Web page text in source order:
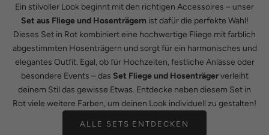
Ein stilvoller Look beginnt mit den richtigen Accessoires – unser
Set aus Fliege und Hosenträgernist dafür die perfekte Wahl!
Dieses Set in Rot kombiniert eine hochwertige Fliege mit farblich
abgestimmten Hosenträgern und sorgt für ein harmonisches und
elegantes Outfit. Egal, ob für Hochzeiten, festliche Anlässe oder
besondere Events – das Set Fliege und Hosenträgerverleiht
deinem Stil das gewisse Etwas. Entdecke neben diesem Set in
Rot viele weitere Farben, um deinen Look individuell zu gestalten!
ALLE SETS ENTDECKEN